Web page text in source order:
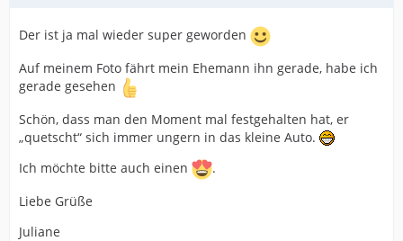
Der ist ja mal wieder super geworden
Auf meinem Foto fährt mein Ehemann ihn gerade, habe ich
gerade gesehen
Schön, dass man den Moment mal festgehalten hat, er
„quetscht“ sich immer ungern in das kleine Auto.
Ich möchte bitte auch einen
.
Liebe Grüße
Juliane